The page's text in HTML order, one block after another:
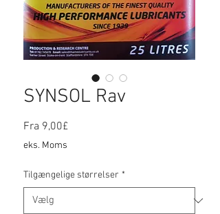
SYNSOL Rav
Fra 9,00£
eks. Moms
Tilgængelige størrelser *